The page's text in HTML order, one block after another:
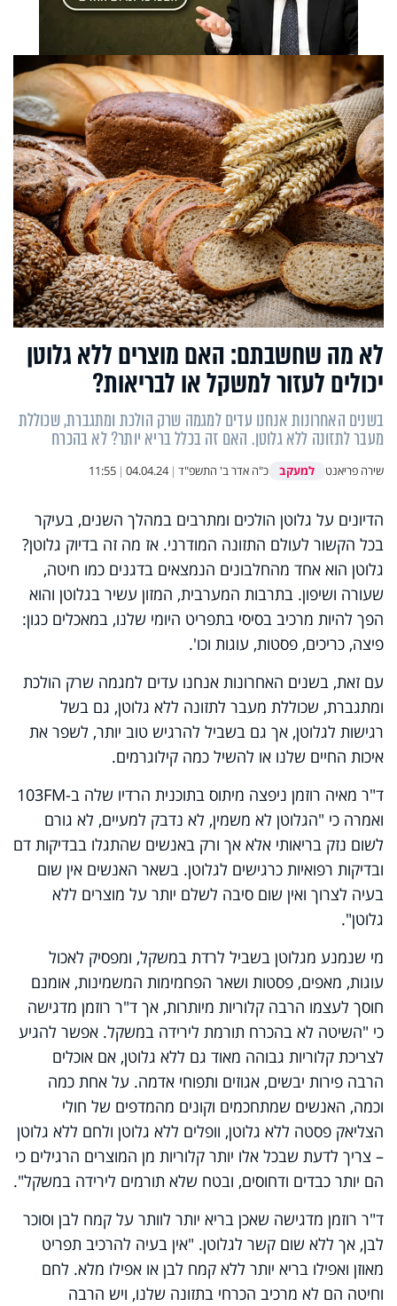
לא מה שחשבתם: האם מוצרים ללא גלוטן
יכולים לעזור למשקל או לבריאות?
בשנים האחרונות אנחנו עדים למגמה שרק הולכת ומתגברת, שכוללת
מעבר לתזונה ללא גלוטן. האם זה בכלל בריא יותר? לא בהכרח
שירה פריאנט למעקב כ"ה אדר ב' התשפ"ד |
04.04.24
|
11:55
הדיונים על גלוטן הולכים ומתרבים במהלך השנים, בעיקר
בכל הקשור לעולם התזונה המודרני. אז מה זה בדיוק גלוטן?
גלוטן הוא אחד מהחלבונים הנמצאים בדגנים כמו חיטה,
שעורה ושיפון. בתרבות המערבית, המזון עשיר בגלוטן והוא
הפך להיות מרכיב בסיסי בתפריט היומי שלנו, במאכלים כגון:
פיצה, כריכים, פסטות, עוגות וכו'.
עם זאת, בשנים האחרונות אנחנו עדים למגמה שרק הולכת
ומתגברת, שכוללת מעבר לתזונה ללא גלוטן, גם בשל
רגישות לגלוטן, אך גם בשביל להרגיש טוב יותר, לשפר את
איכות החיים שלנו או להשיל כמה קילוגרמים.
ד"ר מאיה רוזמן ניפצה מיתוס בתוכנית הרדיו שלה ב-FM
103
ואמרה כי "הגלוטן לא משמין, לא נדבק למעיים, לא גורם
לשום נזק בריאותי אלא אך ורק באנשים שהתגלו בבדיקות דם
ובדיקות רפואיות כרגישים לגלוטן. בשאר האנשים אין שום
בעיה לצרוך ואין שום סיבה לשלם יותר על מוצרים ללא
גלוטן".
מי שנמנע מגלוטן בשביל לרדת במשקל, ומפסיק לאכול
עוגות, מאפים, פסטות ושאר הפחמימות המשמינות, אומנם
חוסך לעצמו הרבה קלוריות מיותרות, אך ד"ר רוזמן מדגישה
כי "השיטה לא בהכרח תורמת לירידה במשקל. אפשר להגיע
לצריכת קלוריות גבוהה מאוד גם ללא גלוטן, אם אוכלים
הרבה פירות יבשים, אגוזים ותפוחי אדמה. על אחת כמה
וכמה, האנשים שמתחכמים וקונים מהמדפים של חולי
הצליאק פסטה ללא גלוטן, וופלים ללא גלוטן ולחם ללא גלוטן
– צריך לדעת שבכל אלו יותר קלוריות מן המוצרים הרגילים כי
הם יותר כבדים ודחוסים, ובטח שלא תורמים לירידה במשקל".
ד"ר רוזמן מדגישה שאכן בריא יותר לוותר על קמח לבן וסוכר
לבן, אך ללא שום קשר לגלוטן. "אין בעיה להרכיב תפריט
מאוזן ואפילו בריא יותר ללא קמח לבן או אפילו מלא. לחם
וחיטה הם לא מרכיב הכרחי בתזונה שלנו, ויש הרבה